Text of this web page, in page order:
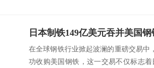
在全球钢铁行业掀起波澜的重磅交易中
功收购美国钢铁，这一交易不仅标志